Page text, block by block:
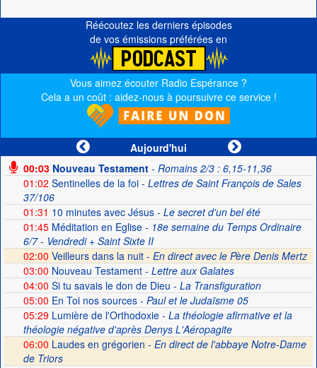
Réécoutez les derniers épisodes
de vos émissions préférées en
Vous aimez écouter Radio Espérance ?
Cela a un coût : aidez-nous à poursuivre ce service !
Aujourd'hui
00:03Nouveau Testament- Romains 2/3 : 6,15-11,36
01:02 Sentinelles de la foi- Lettres de Saint François de Sales
37/106
01:31 10 minutes avec Jésus- Le secret d'un bel été
01:45Méditation en Eglise- 18e semaine du Temps Ordinaire
6/7 - Vendredi + Saint Sixte II
02:00 Veilleurs dans la nuit - En direct avec le Père Denis Mertz
03:00 Nouveau Testament- Lettre aux Galates
04:00 Si tu savais le don de Dieu - La Transfiguration
05:00 En Toi nos sources- Paul et le Judaïsme 05
05:29Lumière de l'Orthodoxie- La théologie afirmative et la
théologie négative d'après Denys L'Aéropagite
06:00 Laudes en grégorien - En direct de l'abbaye Notre-Dame
de Triors